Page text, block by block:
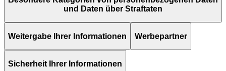
und Daten über Straftaten
Weitergabe Ihrer Informationen Werbepartner
Sicherheit Ihrer Informationen